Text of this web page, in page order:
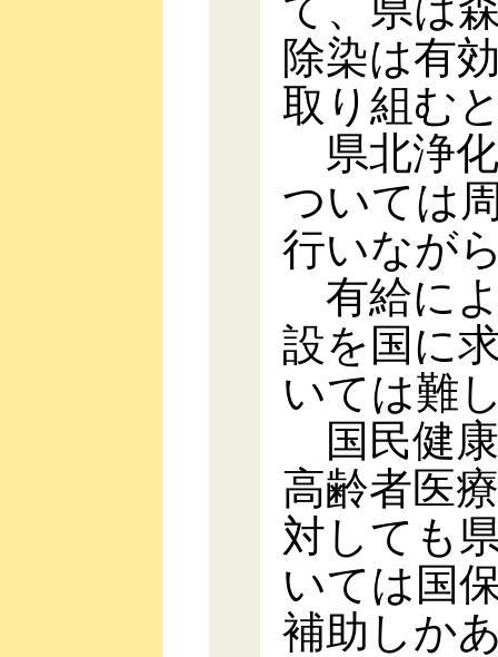
て、県は
除染は有
取り組む
県北浄
ついては
行いなが
有給に
設を国に
いては難
国民健康
高齢者医
対しても
いては国
補助しか